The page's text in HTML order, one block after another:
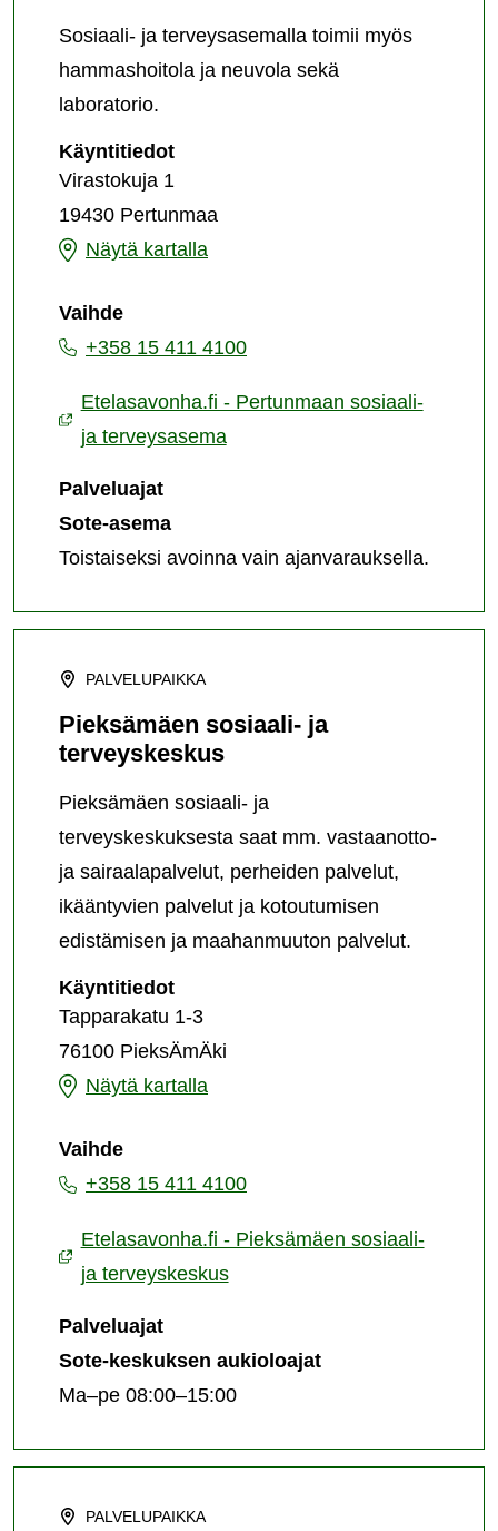
Sosiaali- ja terveysasemalla toimii myös
hammashoitola ja neuvola sekä
laboratorio.
KäyntitiedotPertunmaan
terveysasema
Virastokuja 1
19430 Pertunmaa
Näytä kartalla
Pertunmaan
ja
terveysasema
Vaihde
+358 15 411 4100
Etelasavonha.fi - Pertunmaan sosiaali-
ja terveysasema
Palveluajat
Sote-asema
Toistaiseksi avoinna vain ajanvarauksella.
PALVELUPAIKKA
Pieksämäen sosiaali- ja
terveyskeskus
Pieksämäen sosiaali- ja
terveyskeskuksesta saat mm. vastaanotto-
ja sairaalapalvelut, perheiden palvelut,
ikääntyvien palvelut ja kotoutumisen
edistämisen ja maahanmuuton palvelut.
KäyntitiedotPieksämäen
sosiaali-
terveyskeskus
Tapparakatu 1-3
76100 PieksÄmÄki
Näytä kartalla
Pieksämäen
ja
terveyskeskus
Vaihde
+358 15 411 4100
Etelasavonha.fi - Pieksämäen sosiaali-
ja terveyskeskus
Palveluajat
Sote-keskuksen aukioloajat
Ma–pe 08:00–15:00
PALVELUPAIKKA